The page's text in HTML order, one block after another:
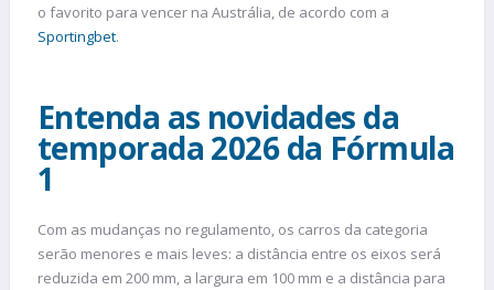
o favorito para vencer na Austrália, de acordo com a
Sportingbet.
Entenda as novidades da
temporada 2026 da Fórmula
1
Com as mudanças no regulamento, os carros da categoria
serão menores e mais leves: a distância entre os eixos será
reduzida em 200 mm, a largura em 100 mm e a distância para